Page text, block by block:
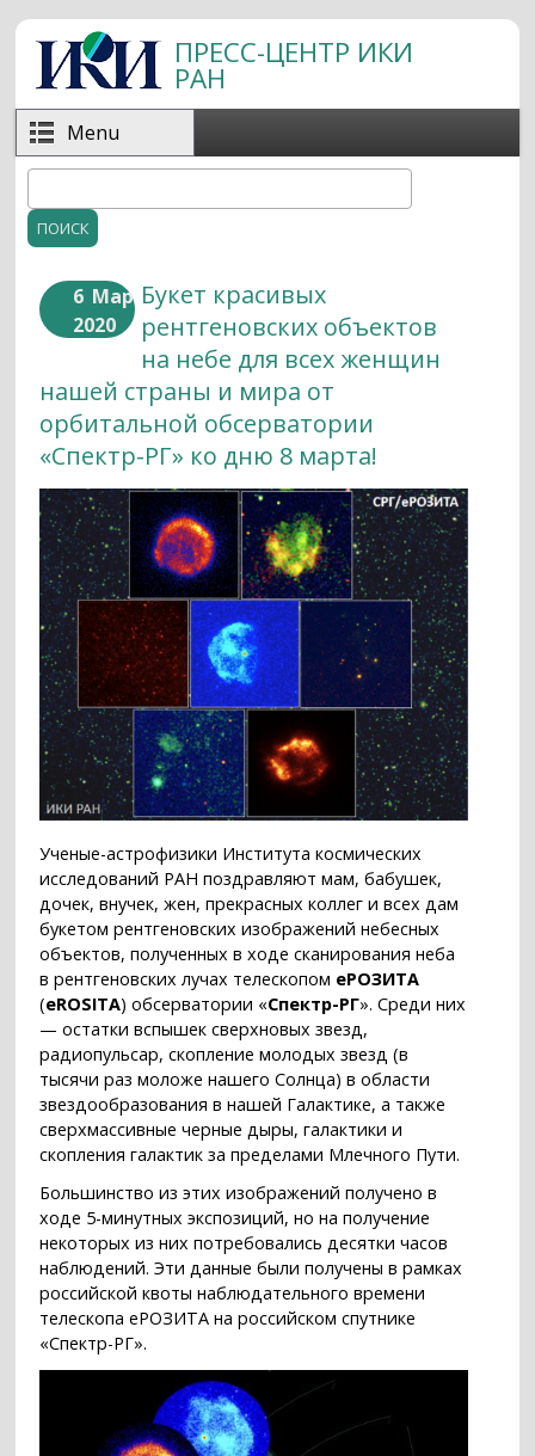
Перейти к основному содержанию
ПРЕСС-ЦЕНТР ИКИ
РАН
Menu
Форма поиска
6 Мар
2020
Букет красивых
рентгеновских объектов
на небе для всех женщин
нашей страны и мира от
орбитальной обсерватории
«Спектр-РГ» ко дню 8 марта!
Ученые-астрофизики Института космических
исследований РАН поздравляют мам, бабушек,
дочек, внучек, жен, прекрасных коллег и всех дам
букетом рентгеновских изображений небесных
объектов, полученных в ходе сканирования неба
в рентгеновских лучах телескопом еРОЗИТА
(eROSITA) обсерватории «Спектр-РГ». Среди них
— остатки вспышек сверхновых звезд,
радиопульсар, скопление молодых звезд (в
тысячи раз моложе нашего Солнца) в области
звездообразования в нашей Галактике, а также
сверхмассивные черные дыры, галактики и
скопления галактик за пределами Млечного Пути.
Большинство из этих изображений получено в
ходе 5-минутных экспозиций, но на получение
некоторых из них потребовались десятки часов
наблюдений. Эти данные были получены в рамках
российской квоты наблюдательного времени
телескопа еРОЗИТА на российском спутнике
«Спектр-РГ».